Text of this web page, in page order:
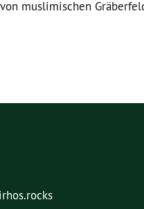
muslimischen